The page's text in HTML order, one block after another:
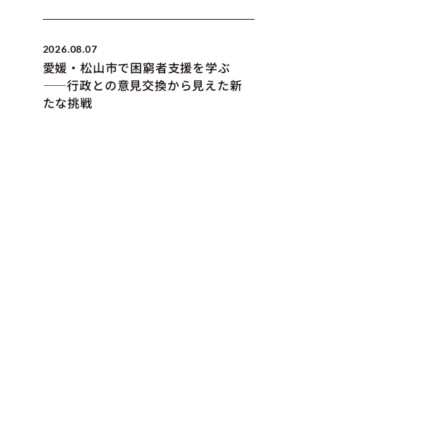
2026.08.07
愛媛・松山市で困窮者支援を学ぶ
――行政との意見交換から見えた新
たな挑戦